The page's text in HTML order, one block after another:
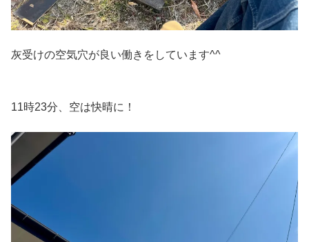
灰受けの空気穴が良い働きをしています^^
11時23分、空は快晴に！